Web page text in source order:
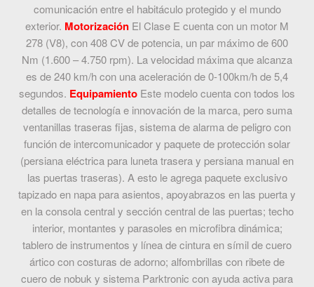
comunicación entre el habitáculo protegido y el mundo
exterior. Motorización El Clase E cuenta con un motor M
278 (V8), con 408 CV de potencia, un par máximo de 600
Nm (1.600 – 4.750 rpm). La velocidad máxima que alcanza
es de 240 km/h con una aceleración de 0-100km/h de 5,4
segundos. Equipamiento Este modelo cuenta con todos los
detalles de tecnología e innovación de la marca, pero suma
ventanillas traseras fijas, sistema de alarma de peligro con
función de intercomunicador y paquete de protección solar
(persiana eléctrica para luneta trasera y persiana manual en
las puertas traseras). A esto le agrega paquete exclusivo
tapizado en napa para asientos, apoyabrazos en las puerta y
en la consola central y sección central de las puertas; techo
interior, montantes y parasoles en microfibra dinámica;
tablero de instrumentos y línea de cintura en símil de cuero
ártico con costuras de adorno; alfombrillas con ribete de
cuero de nobuk y sistema Parktronic con ayuda activa para